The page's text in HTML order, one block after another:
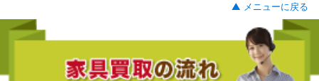
▲ メニューに戻る